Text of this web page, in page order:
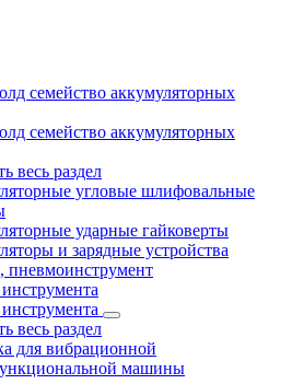
семейство аккумуляторных
семейство аккумуляторных
весь раздел
угловые шлифовальные
ударные гайковерты
и зарядные устройства
пневмоинструмент
весь раздел
для вибрационной
машины